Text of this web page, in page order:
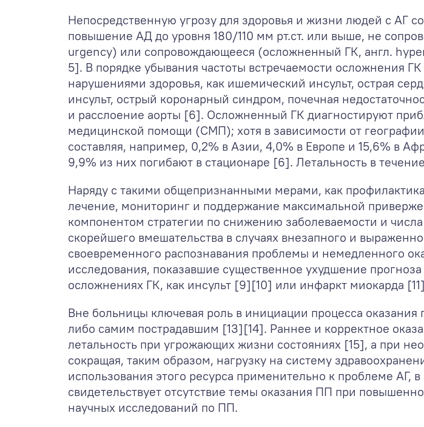
Непосредственную угрозу для здоровья и жизни людей с АГ
повышение АД до уровня 180/110 мм рт.ст. или выше, не
urgency) или сопровождающееся (осложненный ГК, англ.
5]. В порядке убывания частоты встречаемости осложнения
нарушениями здоровья, как ишемический инсульт, острая
инсульт, острый коронарный синдром, почечная
и расслоение аорты [6]. Осложненный ГК диагностируют
медицинской помощи (СМП); хотя в зависимости от
составляя, например, 0,2% в Азии, 4,0% в Европе и 15,6% в
9,9% из них погибают в стационаре [6]. Летальность в
Наряду с такими общепризнанными мерами, как
лечение, мониторинг и поддержание максимальной
компонентом стратегии по снижению заболеваемости и
скорейшего вмешательства в случаях внезапного и
своевременного распознавания проблемы и немедленного
исследования, показавшие существенное ухудшение
осложнениях ГК, как инсульт [9][10] или инфаркт миокарда
Вне больницы ключевая роль в инициации процесса
либо самим пострадавшим [13][14]. Раннее и корректное
летальность при угрожающих жизни состояниях [15], а при
сокращая, таким образом, нагрузку на систему
использования этого ресурса применительно к проблеме АГ,
свидетельствует отсутствие темы оказания ПП при
научных исследований по ПП.